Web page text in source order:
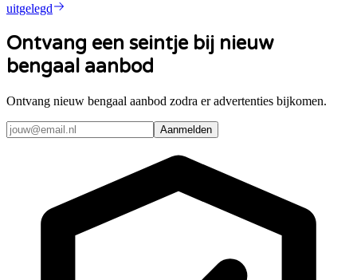
uitgelegd
Ontvang een seintje bij nieuw
bengaal aanbod
Ontvang nieuw bengaal aanbod zodra er advertenties bijkomen.
Aanmelden